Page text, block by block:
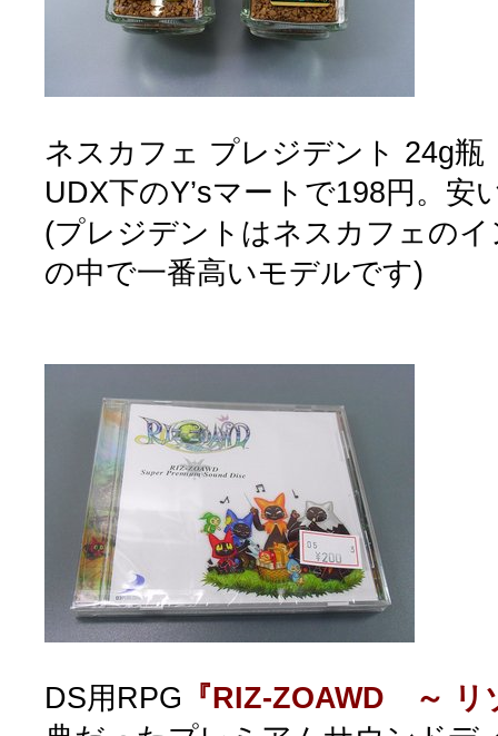
ネスカフェ プレジデント 24g瓶
UDX下のY’sマートで198円。安
(プレジデントはネスカフェの
の中で一番高いモデルです)
DS用RPG 『RIZ-ZOAWD ～ リ